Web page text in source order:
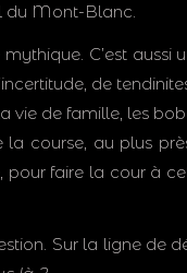
du Mont-Blanc.
C’est aussi
de
vie de famille, les
course, au plus
pour faire la cour à
Sur la ligne de